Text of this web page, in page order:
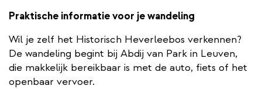
Praktische informatie voor je wandeling
Wil je zelf het Historisch Heverleebos verkennen?
De wandeling begint bij Abdij van Park in Leuven,
die makkelijk bereikbaar is met de auto, fiets of het
openbaar vervoer.